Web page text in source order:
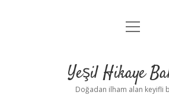
Anasayfa
Yasal Uyarı
menüyü
Yeşil Hikaye
Doğadan ilham alan keyifli